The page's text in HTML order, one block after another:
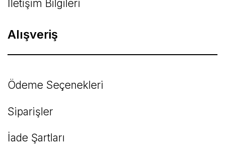
İletişim Bilgileri
Alışveriş
Ödeme Seçenekleri
Siparişler
İade Şartları